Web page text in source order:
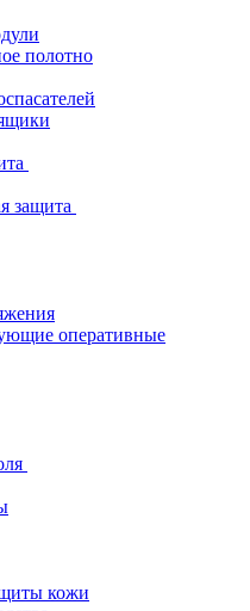
полотно
защита
оперативные
кожи